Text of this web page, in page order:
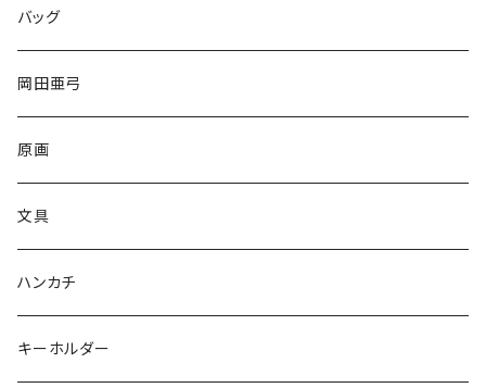
バッグ
岡田亜弓
原画
文具
ハンカチ
キーホルダー